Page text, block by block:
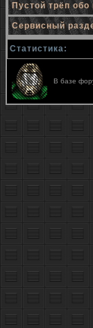
Пустой трёп обо
Сервисный
Статистика:
В базе